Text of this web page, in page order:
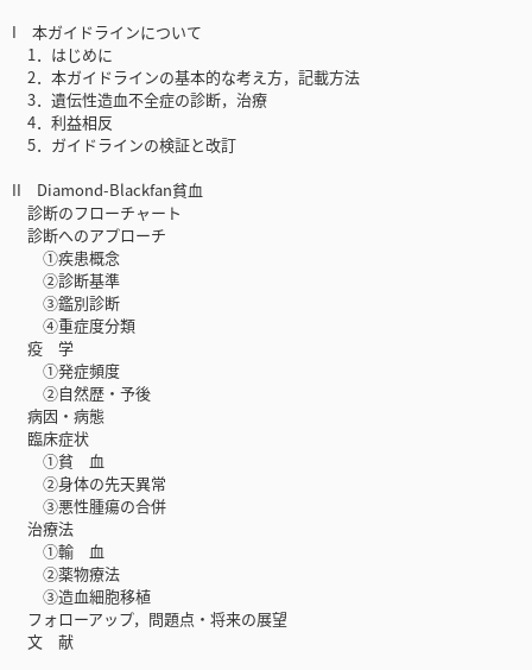
I 本ガイドラインについて
1．はじめに
2．本ガイドラインの基本的な考え方，記載方法
3．遺伝性造血不全症の診断，治療
4．利益相反
5．ガイドラインの検証と改訂
II Diamond-Blackfan貧血
診断のフローチャート
診断へのアプローチ
①疾患概念
②診断基準
③鑑別診断
④重症度分類
疫 学
①発症頻度
②自然歴・予後
病因・病態
臨床症状
①貧 血
②身体の先天異常
③悪性腫瘍の合併
治療法
①輸 血
②薬物療法
③造血細胞移植
フォローアップ，問題点・将来の展望
文 献